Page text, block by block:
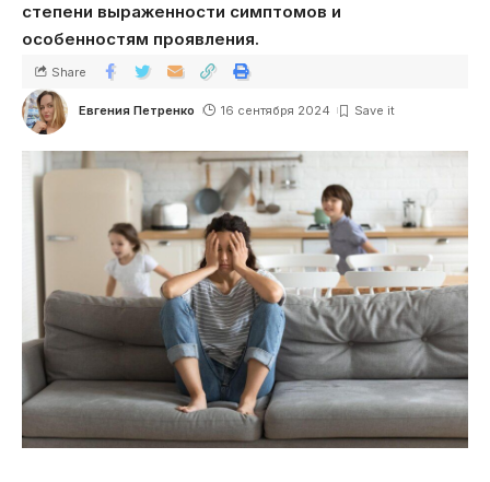
степени выраженности симптомов и
особенностям проявления.
Евгения Петренко 16 сентября 2024
Share